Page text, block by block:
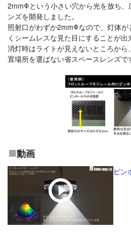
2mmΦという小さい穴から光を放ち、
ンズを開発しました。
照射口がわずか2mmΦなので、灯体が
くシームレスな見た目にすることが出
消灯時はライトが見えないところか
置場所を選ばない省スペースレンズで
動画
ピン